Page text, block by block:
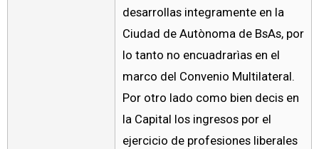
desarrollas integramente en la
Ciudad de Autònoma de BsAs, por
lo tanto no encuadrarìas en el
marco del Convenio Multilateral.
Por otro lado como bien decis en
la Capital los ingresos por el
ejercicio de profesiones liberales